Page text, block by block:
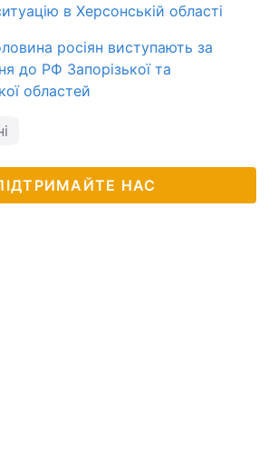
в Херсонській області
росіян виступають за
до РФ Запорізької та
областей
НАС